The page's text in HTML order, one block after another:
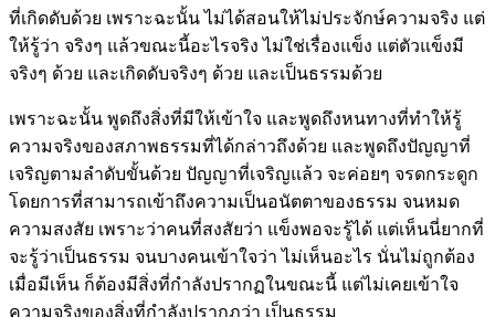
ที่เกิดดับด้วย เพราะฉะนั้น ไม่ได้สอนให้ไม่ประจักษ์ความจริง แต่
ให้รู้ว่า จริงๆ แล้วขณะนี้อะไรจริง ไม่ใช่เรื่องแข็ง แต่ตัวแข็งมี
จริงๆ ด้วย และเกิดดับจริงๆ ด้วย และเป็นธรรมด้วย
เพราะฉะนั้น พูดถึงสิ่งที่มีให้เข้าใจ และพูดถึงหนทางที่ทำให้รู้
ความจริงของสภาพธรรมที่ได้กล่าวถึงด้วย และพูดถึงปัญญาที่
เจริญตามลำดับขั้นด้วย ปัญญาที่เจริญแล้ว จะค่อยๆ จรดกระดูก
โดยการที่สามารถเข้าถึงความเป็นอนัตตาของธรรม จนหมด
ความสงสัย เพราะว่าคนที่สงสัยว่า แข็งพอจะรู้ได้ แต่เห็นนี่ยากที่
จะรู้ว่าเป็นธรรม จนบางคนเข้าใจว่า ไม่เห็นอะไร นั่นไม่ถูกต้อง
เมื่อมีเห็น ก็ต้องมีสิ่งที่กำลังปรากฏในขณะนี้ แต่ไม่เคยเข้าใจ
ความจริงของสิ่งที่กำลังปรากฏว่า เป็นธรรม